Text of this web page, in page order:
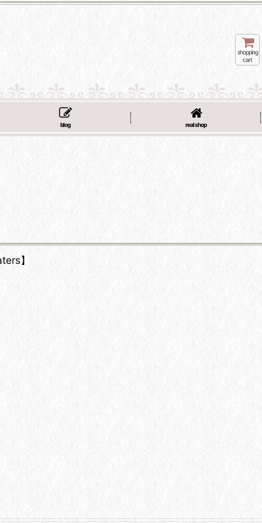
shopping
cart
blog real shop
】